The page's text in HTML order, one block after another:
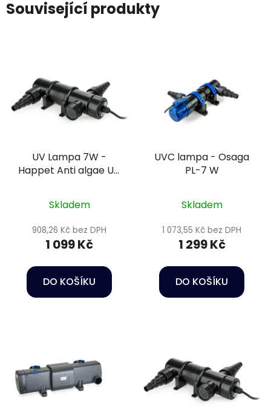
Související produkty
UV Lampa 7W -
Happet Anti algae UV
Skladem
908,26 Kč bez DPH
1 099 Kč
DO KOŠÍKU
UVC lampa - Osaga
PL-7 W
Skladem
1 073,55 Kč bez DPH
1 299 Kč
DO KOŠÍKU